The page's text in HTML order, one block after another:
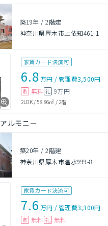
築19年 /2階建
神奈川県厚木市上依知461-1
家賃カード決済可
6.8万円 /管理費3,500円
敷 無料 礼 9万円
2LDK/58.86㎡ /2階
アルモニー
築20年 /2階建
神奈川県厚木市温水999-8
家賃カード決済可
7.6 万円 /管理費3,300円
敷 無料 礼 無料